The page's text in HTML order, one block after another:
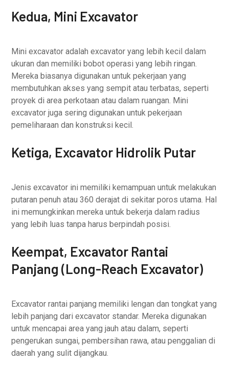
Kedua, Mini Excavator
Mini excavator adalah excavator yang lebih kecil dalam
ukuran dan memiliki bobot operasi yang lebih ringan.
Mereka biasanya digunakan untuk pekerjaan yang
membutuhkan akses yang sempit atau terbatas, seperti
proyek di area perkotaan atau dalam ruangan. Mini
excavator juga sering digunakan untuk pekerjaan
pemeliharaan dan konstruksi kecil.
Ketiga, Excavator Hidrolik Putar
Jenis excavator ini memiliki kemampuan untuk melakukan
putaran penuh atau 360 derajat di sekitar poros utama. Hal
ini memungkinkan mereka untuk bekerja dalam radius
yang lebih luas tanpa harus berpindah posisi.
Keempat, Excavator Rantai
Panjang (Long-Reach Excavator)
Excavator rantai panjang memiliki lengan dan tongkat yang
lebih panjang dari excavator standar. Mereka digunakan
untuk mencapai area yang jauh atau dalam, seperti
pengerukan sungai, pembersihan rawa, atau penggalian di
daerah yang sulit dijangkau.